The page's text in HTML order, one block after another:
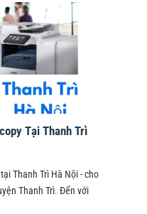
Tại Thanh Trì
Thanh Trì Hà Nội - cho
Thanh Trì. Đến với